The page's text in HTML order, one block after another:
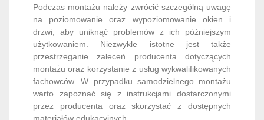
Podczas montażu należy zwrócić szczególną uwagę
na poziomowanie oraz wypoziomowanie okien i
drzwi, aby uniknąć problemów z ich późniejszym
użytkowaniem. Niezwykle istotne jest także
przestrzeganie zaleceń producenta dotyczących
montażu oraz korzystanie z usług wykwalifikowanych
fachowców. W przypadku samodzielnego montażu
warto zapoznać się z instrukcjami dostarczonymi
przez producenta oraz skorzystać z dostępnych
materiałów edukacyjnych.